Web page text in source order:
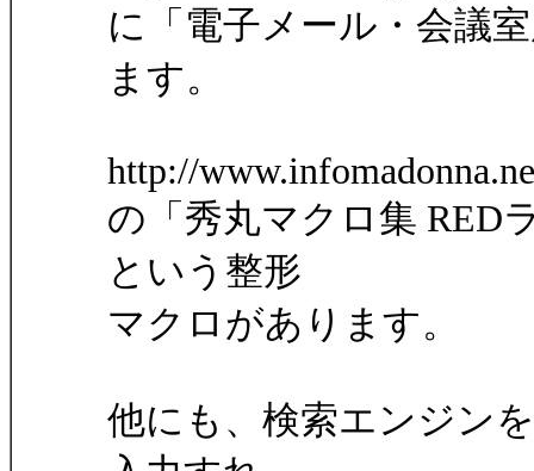
に「電子メール・会議
ます。
http://
の「秀丸マクロ集 RED
という整形
マクロがあります。
他にも、検索エンジ